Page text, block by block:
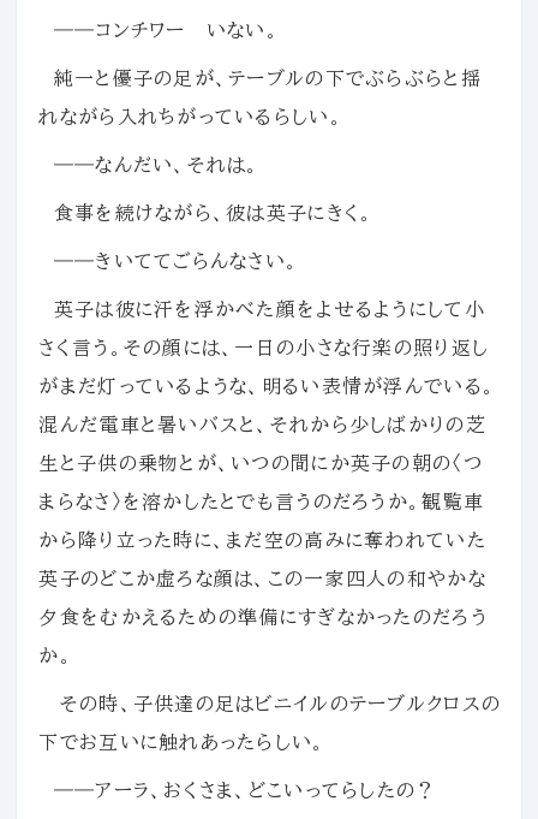
――コンチワー いない。
純一と優子の足が、テーブルの下でぶらぶらと揺
れながら入れちがっているらしい。
――なんだい、それは。
食事を続けながら、彼は英子にきく。
――きいててごらんなさい。
英子は彼に汗を浮かべた顔をよせるようにして小
さく言う。その顔には、一日の小さな行楽の照り返し
がまだ灯っているような、明るい表情が浮んでいる。
混んだ電車と暑いバスと、それから少しばかりの芝
生と子供の乗物とが、いつの間にか英子の朝の〈つ
まらなさ〉を溶かしたとでも言うのだろうか。観覧車
から降り立った時に、まだ空の高みに奪われていた
英子のどこか虚ろな顔は、この一家四人の和やかな
夕食をむかえるための準備にすぎなかったのだろう
か。
その時、子供達の足はビニイルのテーブルクロスの
下でお互いに触れあったらしい。
――アーラ、おくさま、どこいってらしたの？